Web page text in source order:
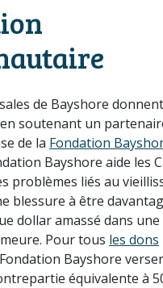
de Bayshore
soutenant un
de la Fondation
Bayshore aide les
problèmes liés au
blessure à être
dollar amassé dans une
Pour tous les dons
Bayshore
équivalente à